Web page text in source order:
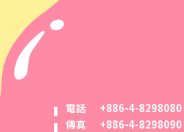
電話
+886-4-8298080
傳真
+886-4-8298090